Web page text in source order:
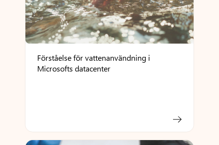
Förståelse för vattenanvändning i
Microsofts datacenter